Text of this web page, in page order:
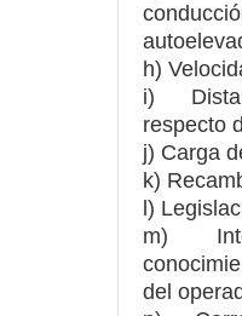
h)
i)
respecto
j) Carga
k)
l)
m)
del